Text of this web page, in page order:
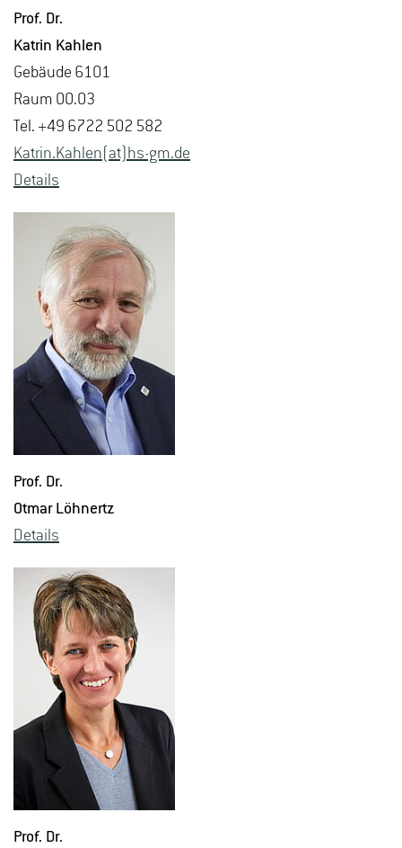
Prof. Dr.
Kat­rin Kah­len
Ge­bäu­de 6101
Raum 00.03
Tel. +49 6722 502 582
Kat­rin.Kah­len(at)hs-​gm.​de
De­tails
Prof. Dr.
Otmar Löh­nertz
De­tails
Prof. Dr.